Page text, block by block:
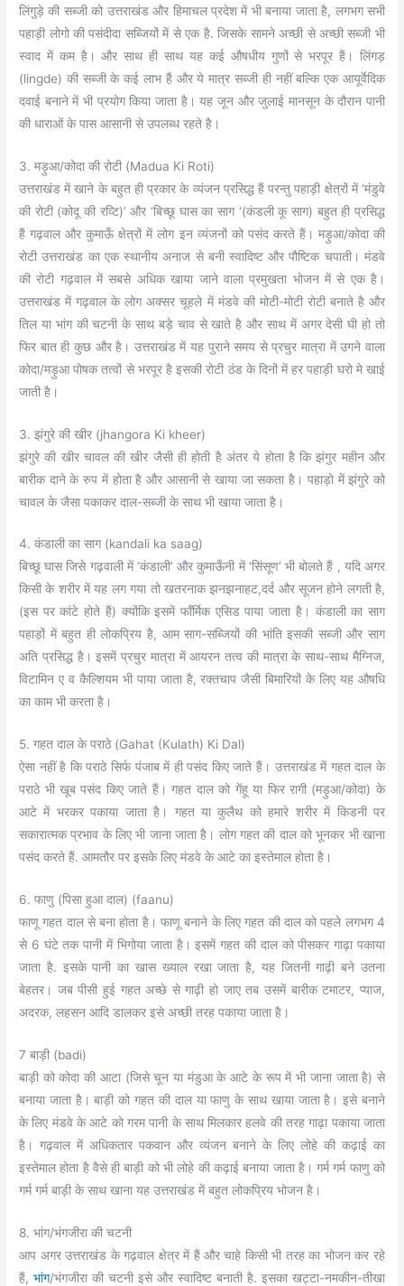
लिंगुड़े की सब्जी को उत्तराखंड और हिमाचल प्रदेश में भी बनाया जाता है, लगभग सभी
पहाड़ी लोगो की पसंदीदा सब्जियों में से एक है. जिसके सामने अच्छी से अच्छी सब्जी भी
स्वाद में कम है। और साथ ही साथ यह कई औषधीय गुणों से भरपूर हैं। लिंगड़
(lingde) की सब्जी के कई लाभ हैं और ये मात्र सब्जी ही नहीं बल्कि एक आयूर्वेदिक
दवाई बनाने में भी प्रयोग किया जाता है। यह जून और जुलाई मानसून के दौरान पानी
की धाराओं के पास आसानी से उपलब्ध रहते है।
3. मड़ुआ/कोदा की रोटी (Madua Ki Roti)
उत्तराखंड में खाने के बहुत ही प्रकार के व्यंजन प्रसिद्ध हैं परन्तु पहाड़ी क्षेत्रों में ‘मंडुवे
की रोटी (कोदू की रव्टि)’ और ‘बिच्छू घास का साग ‘(कंडली कू साग) बहुत ही प्रसिद्ध
हैं गढ़वाल और कुमाऊँ क्षेत्रों में लोग इन व्यंजनों को पसंद करते हैं। मड़ुआ/कोदा की
रोटी उत्तराखंड का एक स्थानीय अनाज से बनी स्वादिष्ट और पौष्टिक चपाती। मंडवे
की रोटी गढ़वाल में सबसे अधिक खाया जाने वाला प्रमुखता भोजन में से एक है।
उत्तराखंड में गढ़वाल के लोग अक्सर चूहले में मंडवे की मोटी-मोटी रोटी बनाते है और
तिल या भांग की चटनी के साथ बड़े चाव से खाते है और साथ में अगर देसी घी हो तो
फिर बात ही कुछ और है। उत्तराखंड में यह पुराने समय से प्रचुर मात्रा में उगने वाला
कोदा/मड़ुआ पोषक तत्वों से भरपूर है इसकी रोटी ठंड के दिनों में हर पहाड़ी घरो मे खाई
जाती है।
3. झंगुरे की खीर (jhangora Ki kheer)
झंगुरे की खीर चावल की खीर जैसी ही होती है अंतर ये होता है कि झंगुर महीन और
बारीक दाने के रुप में होता है और आसानी से खाया जा सकता है। पहाड़ो में झंगुरे को
चावल के जैसा पकाकर दाल-सब्जी के साथ भी खाया जाता है।
4. कंडाली का साग (kandali ka saag)
बिच्छू घास जिसे गढ़वाली में ‘कंडाली’ और कुमाऊँनी में ‘सिंसूण’ भी बोलते हैं , यदि अगर
किसी के शरीर में यह लग गया तो खतरनाक झनझनाहट,दर्द और सूजन होने लगती है,
(इस पर कांटे होते हैं) क्योंकि इसमें फाँर्मिक एसिड पाया जाता है। कंडाली का साग
पहाड़ों में बहुत ही लोकप्रिय है, आम साग-सब्जियों की भांति इसकी सब्जी और साग
अति प्रसिद्ध है। इसमें प्रचुर मात्रा में आयरन तत्व की मात्रा के साथ-साथ मैग्निज,
विटामिन ए व कैल्शियम भी पाया जाता है, रक्तचाप जैसी बिमारियों के लिए यह औषधि
का काम भी करता है।
5. गहत दाल के पराठे (Gahat (Kulath) Ki Dal)
ऐसा नहीं है कि पराठे सिर्फ पंजाब में ही पसंद किए जाते हैं। उत्तराखंड में गहत दाल के
पराठे भी खूब पसंद किए जाते हैं। गहत दाल को गेंहू या फिर रागी (मड़ुआ/कोदा) के
आटे में भरकर पकाया जाता है। गहत या कुलैथ को हमारे शरीर में किडनी पर
सकारात्मक प्रभाव के लिए भी जाना जाता है। लोग गहत की दाल को भूनकर भी खाना
पसंद करते हैं. आमतौर पर इसके लिए मंडवे के आटे का इस्तेमाल होता है।
6. फाणु (पिसा हुआ दाल) (faanu)
फाणू गहत दाल से बना होता है। फाणू बनाने के लिए गहत की दाल को पहले लगभग 4
से 6 घंटे तक पानी में भिगोया जाता है। इसमें गहत की दाल को पीसकर गाढ़ा पकाया
जाता है. इसके पानी का खास ख्याल रखा जाता है, यह जितनी गाढ़ी बने उतना
बेहतर। जब पीसी हुई गहत अच्छे से गाढ़ी हो जाए तब उसमें बारीक टमाटर, प्याज,
अदरक, लहसन आदि डालकर इसे अच्छी तरह पकाया जाता है।
7 बाड़ी (badi)
बाड़ी को कोदा की आटा (जिसे चून या मंडुआ के आटे के रूप में भी जाना जाता है) से
बनाया जाता है। बाड़ी को गहत की दाल या फाणु के साथ खाया जाता है। इसे बनाने
के लिए मंडवे के आटे को गरम पानी के साथ मिलकार हलवे की तरह गाढ़ा पकाया जाता
है। गढ़वाल में अधिकतार पकवान और व्यंजन बनाने के लिए लोहे की कढ़ाई का
इस्तेमाल होता है वैसे ही बाड़ी को भी लोहे की कढ़ाई बनाया जाता है। गर्म गर्म फाणु को
गर्म गर्म बाड़ी के साथ खाना यह उत्तराखंड में बहुत लोकप्रिय भोजन है।
8. भांग/भंगजीरा की चटनी
आप अगर उत्तराखंड के गढ़वाल क्षेत्र में हैं और चाहे किसी भी तरह का भोजन कर रहे
हैं,भांग/भंगजीरा की चटनी इसे और स्वादिष्ट बनाती है. इसका खट्टा-नमकीन-तीखा